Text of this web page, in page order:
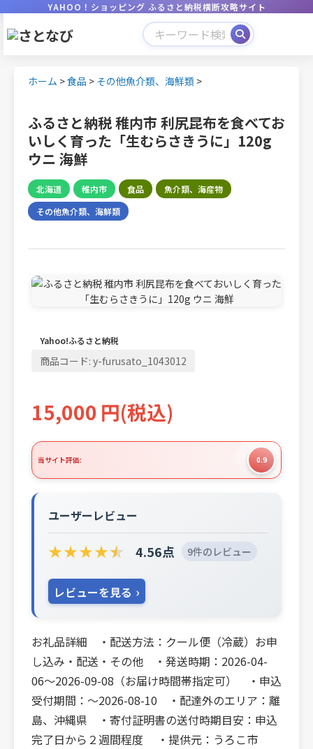
YAHOO！ショッピング ふるさと納税横断攻略サイト
ホーム >食品 > その他魚介類、海鮮類 >
ふるさと納税 稚内市 利尻昆布を食べてお
いしく育った「生むらさきうに」120g
ウニ 海鮮
北海道 稚内市 食品
魚介類、海産物
その他魚介類、海鮮類
Yahoo!ふるさと納税
商品コード: y-furusato_1043012
15,000 円(税込)
当サイト評価: 0.9
ユーザーレビュー
★★★★★ 4.56点 9件のレビュー
レビューを見る
お礼品詳細 ・配送方法：クール便（冷蔵）お申
し込み・配送・その他 ・発送時期：2026-04-
06〜2026-09-08（お届け時間帯指定可） ・申込
受付期間：〜2026-08-10 ・配達外のエリア：離
島、沖縄県 ・寄付証明書の送付時期目安：申込
完了日から２週間程度 ・提供元：うろこ市